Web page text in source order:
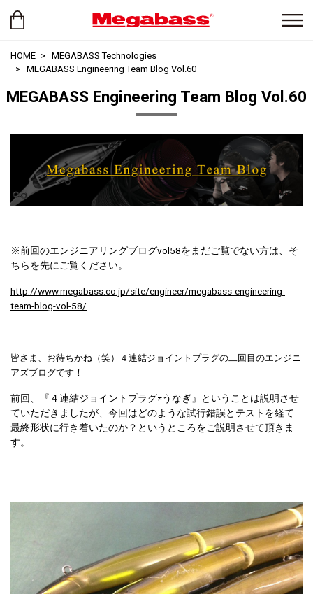
HOME
MEGABASS Technologies
MEGABASS Engineering Team Blog Vol.60
MEGABASS Engineering Team Blog Vol.60
※前回のエンジニアリングブログvol58をまだご覧でない方は、そ
ちらを先にご覧ください。
http://www.megabass.co.jp/site/engineer/megabass-engineering-
team-blog-vol-58/
皆さま、お待ちかね（笑）４連結ジョイントプラグの二回目のエンジニ
アズブログです！
前回、『４連結ジョイントプラグ≠うなぎ』ということは説明させ
ていただきましたが、今回はどのような試行錯誤とテストを経て
最終形状に行き着いたのか？というところをご説明させて頂きま
す。